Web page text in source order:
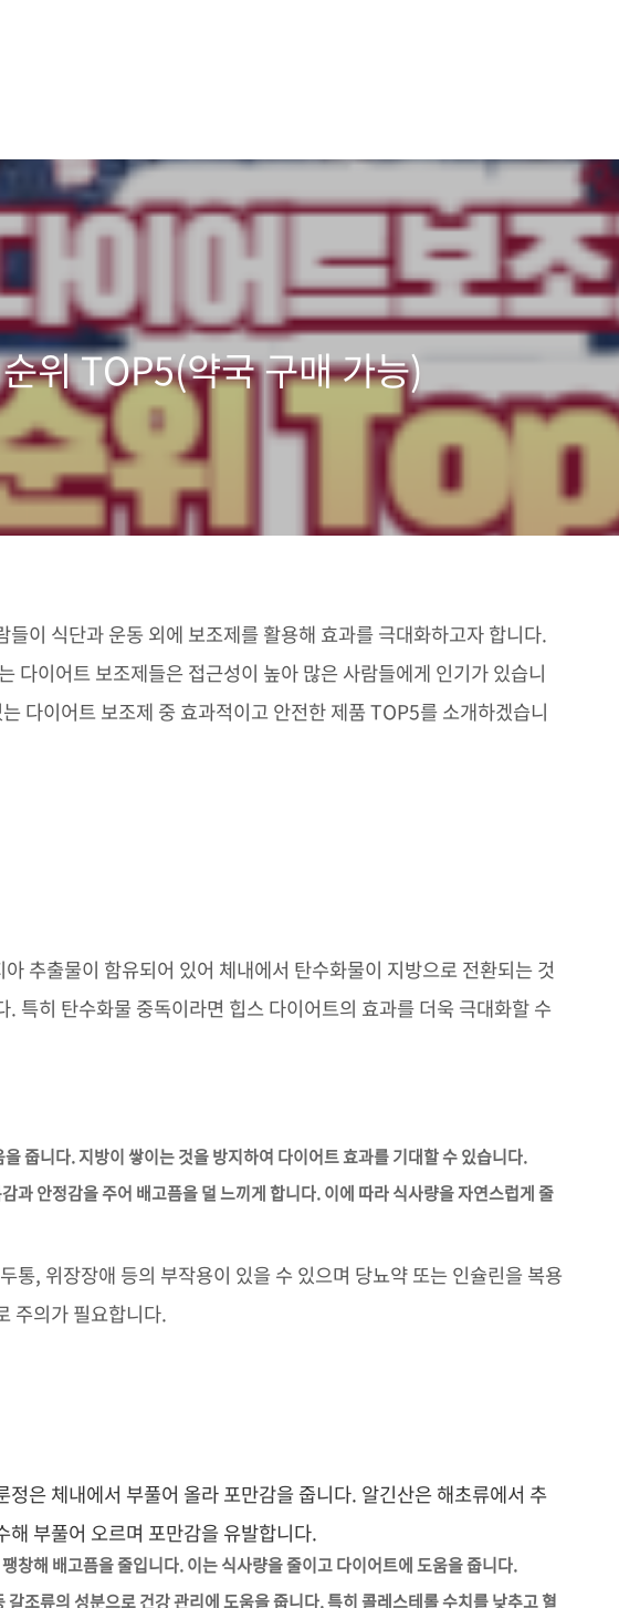
위 TOP5(약국 구매 가능)
들이 식단과 운동 외에 보조제를 활용해 효과를 극대화하고자 합니다.
다이어트 보조제들은 접근성이 높아 많은 사람들에게 인기가 있습니
다이어트 보조제 중 효과적이고 안전한 제품 TOP5를 소개하겠습니
추출물이 함유되어 있어 체내에서 탄수화물이 지방으로 전환되는 것
. 특히 탄수화물 중독이라면 힙스 다이어트의 효과를 더욱 극대화할 수
줍니다. 지방이 쌓이는 것을 방지하여 다이어트 효과를 기대할 수 있습니다.
과 안정감을 주어 배고픔을 덜 느끼게 합니다. 이에 따라 식사량을 자연스럽게 줄
통, 위장장애 등의 부작용이 있을 수 있으며 당뇨약 또는 인슐린을 복용
주의가 필요합니다.
정은 체내에서 부풀어 올라 포만감을 줍니다. 알긴산은 해초류에서 추
해 부풀어 오르며 포만감을 유발합니다.
창해 배고픔을 줄입니다. 이는 식사량을 줄이고 다이어트에 도움을 줍니다.
갈조류의 성분으로 건강 관리에 도움을 줍니다. 특히 콜레스테롤 수치를 낮추고 혈